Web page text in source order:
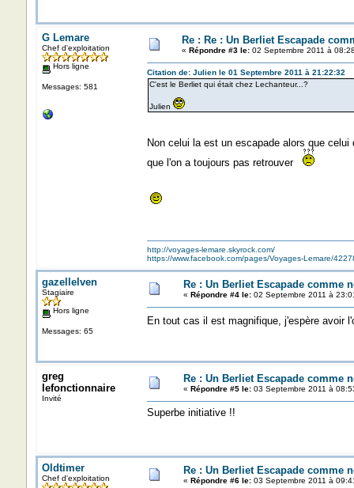
G Lemare
Chef d'exploitation
Hors ligne
Messages: 581
Re : Re : Un Berliet Escapade
« Répondre #3 le:02 Septembre 2011 à
Citation de: Julien le 01 Septembre 2011 à 21:22:32
C'est le Berliet qui était chez Lechanteur...?
Julien
Non celui la est un escapade alors que
que l'on a toujours pas retrouver
http://voyages-lemare.skyrock.com/
https://www.facebook.com/pages/Voyages-Lemare/
gazellelven
Stagiaire
Hors ligne
Messages: 65
Re : Un Berliet Escapade comme
« Répondre #4 le:02 Septembre 2011 à
En tout cas il est magnifique, j'espère
greg
lefonctionnaire
Invité
Re : Un Berliet Escapade comme
« Répondre #5 le:03 Septembre 2011 à
Superbe initiative !!
Oldtimer
Chef d'exploitation
Re : Un Berliet Escapade comme
« Répondre #6 le:03 Septembre 2011 à